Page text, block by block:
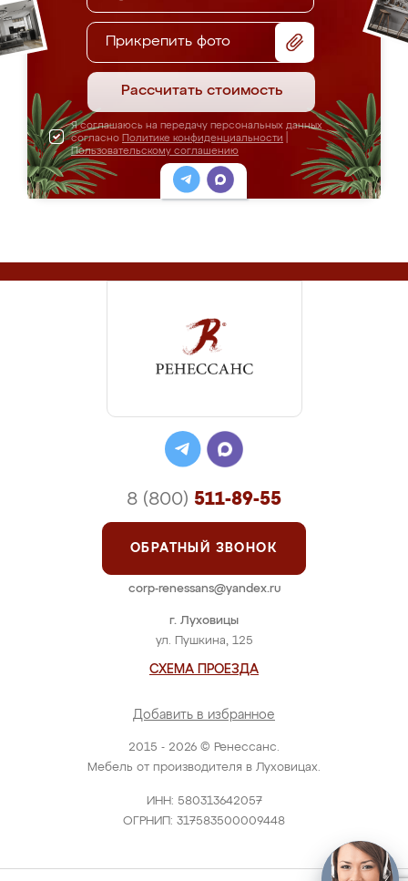
Прикрепить фото
Рассчитать стоимость
Я соглашаюсь на передачу персональных данных
согласно Политике конфиденциальности
Пользовательскому соглашению
2015 - 2026 © Ренессанс.
Мебель от производителя в Луховицах.
ИНН: 580313642057
ОГРНИП: 317583500009448
г. Луховицы
ул. Пушкина, 125
СХЕМА ПРОЕЗДА
Добавить в избранное
8 (800) 511-89-55
ОБРАТНЫЙ ЗВОНОК
corp-renessans@yandex.ru